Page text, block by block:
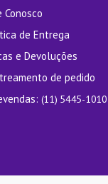
Conosco
de Entrega
e Devoluções
de pedido
(11) 5445-1010